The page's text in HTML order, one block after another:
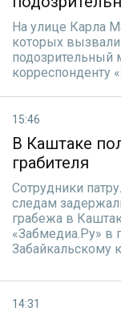
На улице Карла
которых
подозрительный
корреспонденту
15:46
В Каштаке
грабителя
Сотрудники
следам
грабежа в
«Забмедиа.Ру»
Забайкальскому
14:31